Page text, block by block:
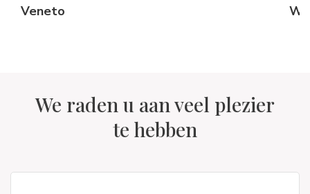
Veneto
We raden u aan veel plezier
te hebben